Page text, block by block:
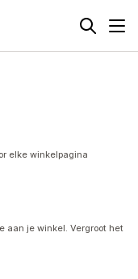
elke winkelpagina
aan je winkel. Vergroot het